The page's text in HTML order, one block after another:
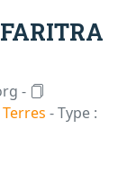
-
- Type :